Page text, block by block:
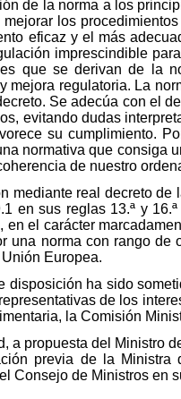
de la norma a los
los
eficaz y el más
imprescindible
que se derivan de la
mejora regulatoria. La
Se adecúa con el
evitando dudas
su cumplimiento.
normativa que consiga
de nuestro
mediante real decreto
en sus reglas 13.ª y
en el carácter
una norma con rango de
Europea.
disposición ha sido
de los
la Comisión
a propuesta del Ministro
previa de la Ministra
Consejo de Ministros en